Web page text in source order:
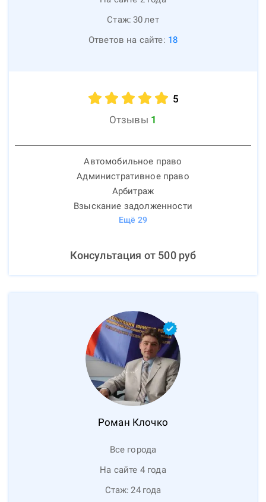
Стаж: 30лет
Ответов на сайте: 18
5
Отзывы 1
Автомобильное право
Административное право
Арбитраж
Взыскание задолженности
Ещё 29
Консультация от 500руб
Роман Клочко
Все города
На сайте 4 года
Стаж: 24 года